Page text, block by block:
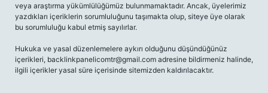
veya araştırma yükümlülüğümüz bulunmamaktadır. Ancak, üyelerimiz
yazdıkları içeriklerin sorumluluğunu taşımakta olup, siteye üye olarak
bu sorumluluğu kabul etmiş sayılırlar.
Hukuka ve yasal düzenlemelere aykırı olduğunu düşündüğünüz
içerikleri, backlinkpanelicomtr@gmail.com adresine bildirmeniz halinde,
ilgili içerikler yasal süre içerisinde sitemizden kaldırılacaktır.